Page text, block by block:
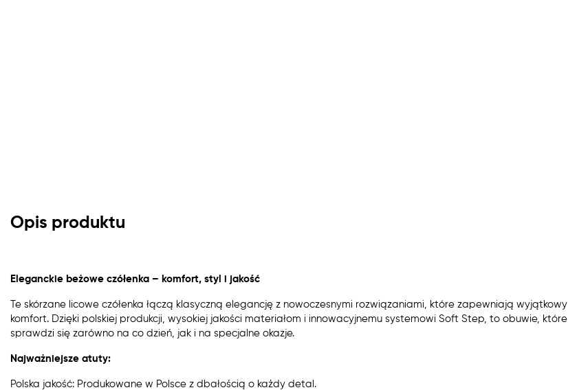
Opis produktu
Eleganckie beżowe czółenka – komfort, styl i jakość
Te skórzane licowe czółenka łączą klasyczną elegancję z nowoczesnymi rozwiązaniami, które zapewniają wyjątkowy
komfort. Dzięki polskiej produkcji, wysokiej jakości materiałom i innowacyjnemu systemowi Soft Step, to obuwie, które
sprawdzi się zarówno na co dzień, jak i na specjalne okazje.
Najważniejsze atuty:
Polska jakość: Produkowane w Polsce z dbałością o każdy detal.